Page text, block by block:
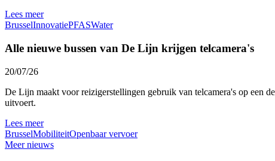
Lees meer
BrusselInnovatiePFASWater
Alle nieuwe bussen van De Lijn krijgen telcamera's
20/07/26
De Lijn maakt voor reizigerstellingen gebruik van telcamera's op een
uitvoert.
Lees meer
BrusselMobiliteitOpenbaar vervoer
Meer nieuws